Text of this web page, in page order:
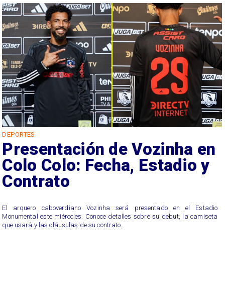
DEPORTES
Presentación de Vozinha en
Colo Colo: Fecha, Estadio y
Contrato
El arquero caboverdiano Vozinha será presentado en el Estadio
Monumental este miércoles. Conoce detalles sobre su debut, la camiseta
que usará y las cláusulas de su contrato.